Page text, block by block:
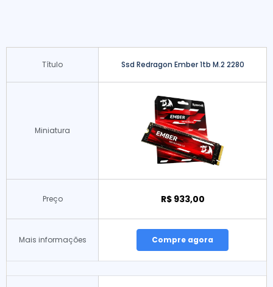
Título Ssd Redragon Ember 1tb M.2 2280
Miniatura
Preço R$ 933,00
Mais informações Compre agora